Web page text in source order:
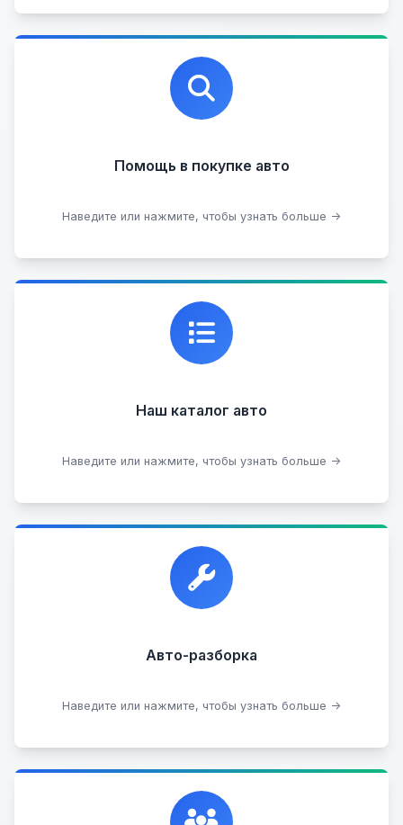
Помощь в покупке авто
Наведите или нажмите, чтобы узнать больше →
Профессиональная помощь в выборе автомобиля
на любых торговых площадках с проверкой
юридической чистоты.
Подобрать авто
Наш каталог авто
Наведите или нажмите, чтобы узнать больше →
Каталог проверенных автомобилей в отличном
состоянии, где вы можете найти подробную
информацию о каждом авто.
Посмотреть каталог
Авто-разборка
Наведите или нажмите, чтобы узнать больше →
Прием автомобилей для разборки на запчасти в
любом состоянии.
Сдать на разборку
Сотрудничаем с лучшими организациями. Если у
вас есть интересные идеи, мы всегда открыты к